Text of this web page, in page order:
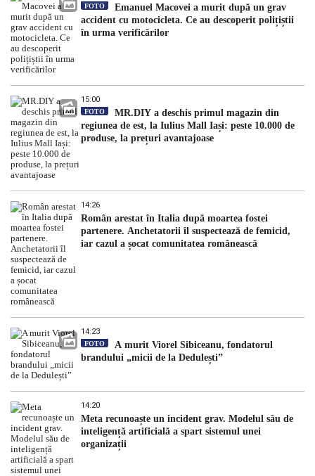
FOTO
Emanuel Macovei a murit după un grav
accident cu motocicleta. Ce au descoperit polițiștii
în urma verificărilor
15:00
FOTO
MR.DIY a deschis primul magazin din
regiunea de est, la Iulius Mall Iași: peste 10.000 de
produse, la prețuri avantajoase
14:26
Român arestat în Italia după moartea fostei
partenere. Anchetatorii îl suspectează de femicid,
iar cazul a șocat comunitatea românească
14:23
FOTO
A murit Viorel Sibiceanu, fondatorul
brandului „micii de la Dedulești”
14:20
Meta recunoaște un incident grav. Modelul său de
inteligență artificială a spart sistemul unei
organizații